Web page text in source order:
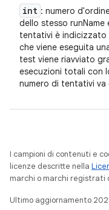
int : numero
dello stesso
tentativi è indicizzato
che viene eseguita
test viene riavviato
esecuzioni totali con
numero di tentativi va
I campioni di contenuti e
licenze descritte nella
marchi o marchi registrati
Ultimo aggiornamento